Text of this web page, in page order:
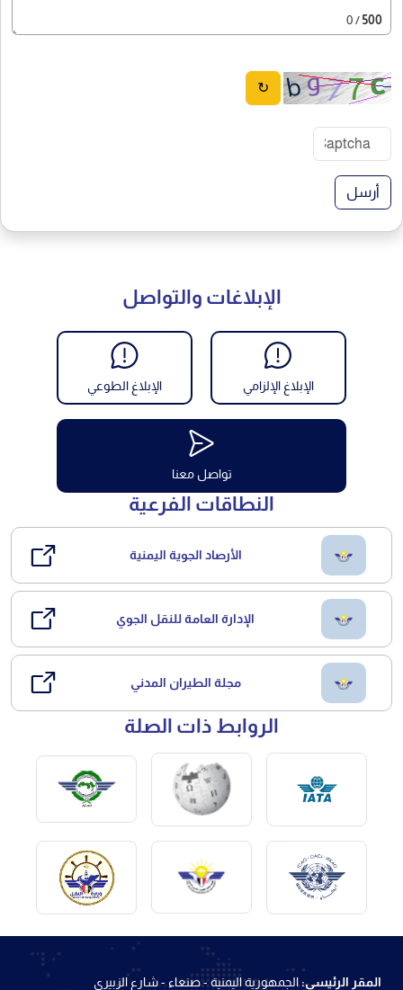
500
/ 0
↻
أرسل
الإبلاغات والتواصل
الإبلاغ الإلزامي الإبلاغ الطوعي
تواصل معنا
النطاقات الفرعية
الأرصاد الجوية اليمنية
الإدارة العامة للنقل الجوي
مجلة الطيران المدني
الروابط ذات الصلة
المقر الرئيسي:الجمهورية اليمنية - صنعاء - شارع الزبيري